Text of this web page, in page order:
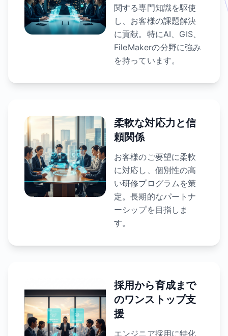
関する専門知識を駆使
し、お客様の課題解決
に貢献。特にAI、GIS、
FileMakerの分野に強み
を持っています。
柔軟な対応力と信
頼関係
お客様のご要望に柔軟
に対応し、個別性の高
い研修プログラムを策
定。長期的なパートナ
ーシップを目指しま
す。
採用から育成まで
のワンストップ支
援
エンジニア採用に特化